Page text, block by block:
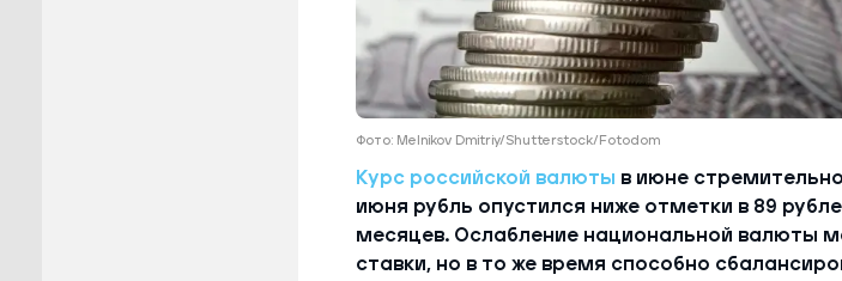
Фото: Melnikov Dmitriy/Shutterstock/Fotodom
Курс российской валюты в июне стремительно
июня рубль опустился ниже отметки в 89
месяцев. Ослабление национальной валюты
ставки, но в то же время способно